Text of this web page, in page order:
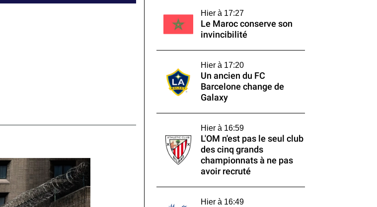
Hier à 17:27
Le Maroc conserve son
invincibilité
Hier à 17:20
Un ancien du FC
Barcelone change de
Galaxy
Hier à 16:59
L'OM n'est pas le seul club
des cinq grands
championnats à ne pas
avoir recruté
Hier à 16:49